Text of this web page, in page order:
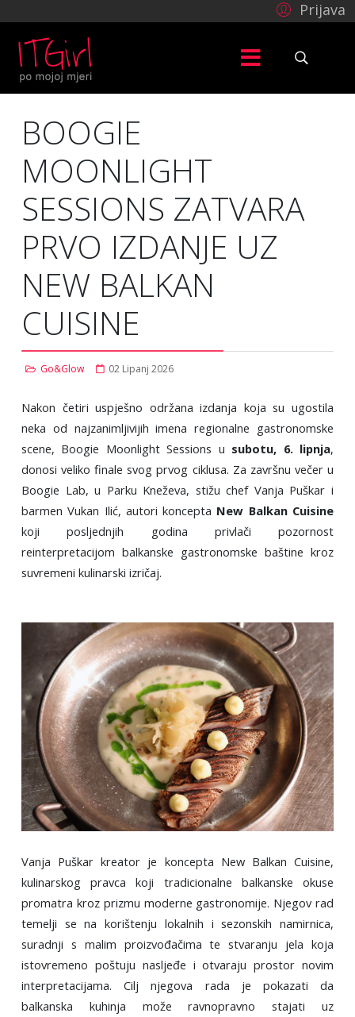
Prijava
BOOGIE
MOONLIGHT
SESSIONS ZATVARA
PRVO IZDANJE UZ
NEW BALKAN
CUISINE
Go&Glow 02 Lipanj 2026
Nakon četiri uspješno održana izdanja koja su ugostila
neka od najzanimljivijih imena regionalne gastronomske
scene, Boogie Moonlight Sessions u subotu, 6. lipnja,
donosi veliko finale svog prvog ciklusa. Za završnu večer u
Boogie Lab, u Parku Kneževa, stižu chef Vanja Puškar i
barmen Vukan Ilić, autori koncepta New Balkan Cuisine
koji posljednjih godina privlači pozornost
reinterpretacijom balkanske gastronomske baštine kroz
suvremeni kulinarski izričaj.
Vanja Puškar kreator je koncepta New Balkan Cuisine,
kulinarskog pravca koji tradicionalne balkanske okuse
promatra kroz prizmu moderne gastronomije. Njegov rad
temelji se na korištenju lokalnih i sezonskih namirnica,
suradnji s malim proizvođačima te stvaranju jela koja
istovremeno poštuju nasljeđe i otvaraju prostor novim
interpretacijama. Cilj njegova rada je pokazati da
balkanska kuhinja može ravnopravno stajati uz